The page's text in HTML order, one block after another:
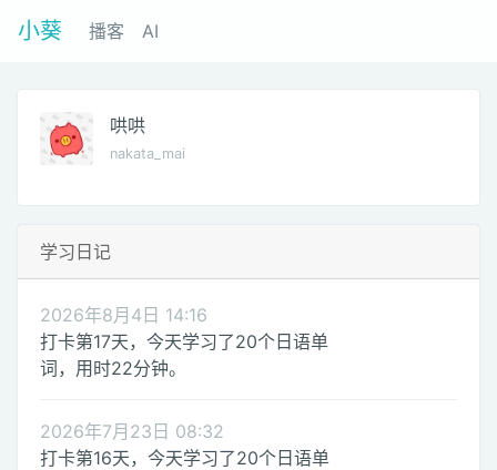
小葵 播客 AI
哄哄
nakata_mai
学习日记
2026年8月4日 14:16
打卡第17天，今天学习了20个日语单
词，用时22分钟。
2026年7月23日 08:32
打卡第16天，今天学习了20个日语单